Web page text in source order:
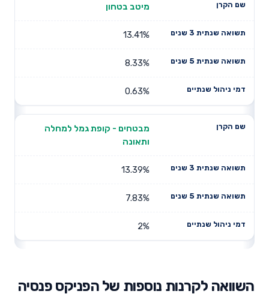
מיטב בטחון
13.41%
8.33%
0.63%
מבטחים - קופת גמל למחלה
ותאונה
13.39%
7.83%
2%
השוואה לקרנות נוספות של הפניקס פנסיה